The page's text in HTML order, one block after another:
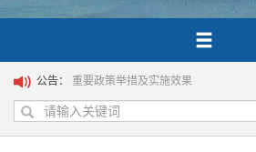
公告： 重要政策举措及实施效果